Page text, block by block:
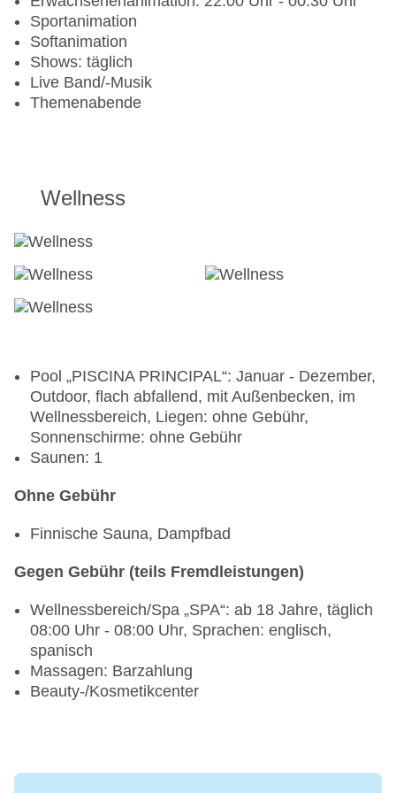
Sportanimation
Softanimation
Shows: täglich
Live Band/-Musik
Themenabende
Wellness
Pool „PISCINA PRINCIPAL“: Januar - Dezember,
Outdoor, flach abfallend, mit Außenbecken, im
Wellnessbereich, Liegen: ohne Gebühr,
Sonnenschirme: ohne Gebühr
Saunen: 1
Ohne Gebühr
Finnische Sauna, Dampfbad
Gegen Gebühr (teils Fremdleistungen)
Wellnessbereich/Spa „SPA“: ab 18 Jahre, täglich
08:00 Uhr - 08:00 Uhr, Sprachen: englisch,
spanisch
Massagen: Barzahlung
Beauty-/Kosmetikcenter